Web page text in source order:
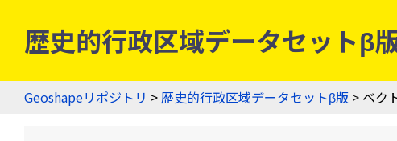
歴史的行政区域データセットβ
Geoshapeリポジトリ >歴史的行政区域データセットβ版 > ベク